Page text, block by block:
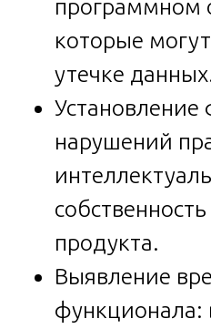
программном
которые
утечке
Установление
нарушений
продукта.
Выявление
функционала: